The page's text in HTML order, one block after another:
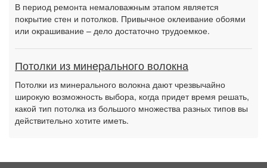
В период ремонта немаловажным этапом является
покрытие стен и потолков. Привычное оклеивание обоями
или окрашивание – дело достаточно трудоемкое.
Потолки из минерального волокна
Потолки из минерального волокна дают чрезвычайно
широкую возможность выбора, когда придет время решать,
какой тип потолка из большого множества разных типов вы
действительно хотите иметь.